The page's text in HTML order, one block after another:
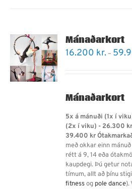
Mánaðarkort
16.200 kr.–
Mánaðarkort
5x á mánuði (1x í
(2x í viku) - 26.300
39.400 kr
með okkar einn
rétt á 9, 14 eða
kaupdegi. Þú getur
tímum, allt að þínu
fitnessog pole dance).